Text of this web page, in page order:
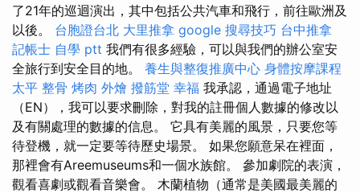
了21年的巡迴演出，其中包括公共汽車和飛行，前往歐洲及
以後。 台胞證台北 大里推拿 google 搜尋技巧 台中推拿
記帳士 自學 ptt 我們有很多經驗，可以與我們的辦公室安
全旅行到安全目的地。 養生與整復推廣中心 身體按摩課程
太平 整骨 烤肉 外燴 撥筋堂 幸福 我承認，通過電子地址
（EN），我可以要求刪除，對我的註冊個人數據的修改以
及有關處理的數據的信息。 它具有美麗的風景，只要您等
待登機，就一定要等待歷史場景。 如果您願意呆在裡面，
那裡會有Areemuseums和一個水族館。 參加劇院的表演，
觀看喜劇或觀看音樂會。 木蘭植物（通常是美國最美麗的